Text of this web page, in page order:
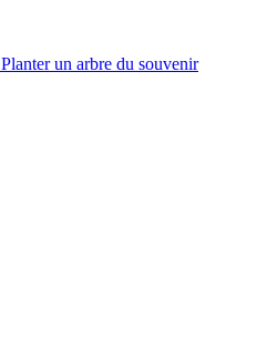
Planter un arbre du souvenir